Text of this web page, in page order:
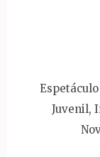
Juvenil,